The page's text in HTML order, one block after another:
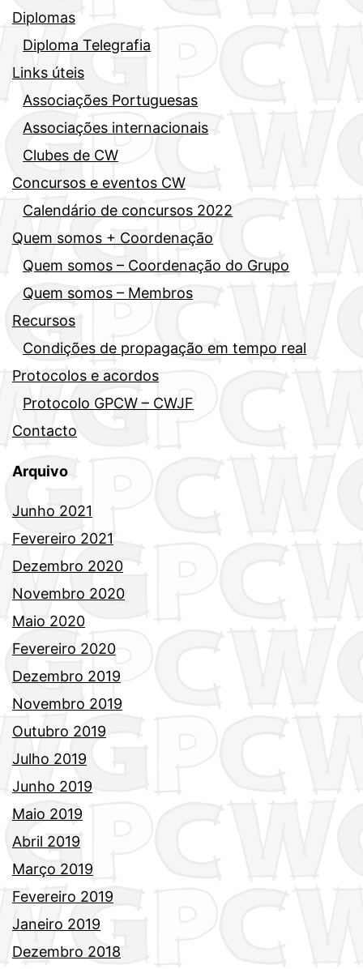
Diplomas
Diploma Telegrafia
Links úteis
Associações Portuguesas
Associações internacionais
Clubes de CW
Concursos e eventos CW
Calendário de concursos 2022
Quem somos + Coordenação
Quem somos – Coordenação do Grupo
Quem somos – Membros
Recursos
Condições de propagação em tempo real
Protocolos e acordos
Protocolo GPCW – CWJF
Contacto
Arquivo
Junho 2021
Fevereiro 2021
Dezembro 2020
Novembro 2020
Maio 2020
Fevereiro 2020
Dezembro 2019
Novembro 2019
Outubro 2019
Julho 2019
Junho 2019
Maio 2019
Abril 2019
Março 2019
Fevereiro 2019
Janeiro 2019
Dezembro 2018